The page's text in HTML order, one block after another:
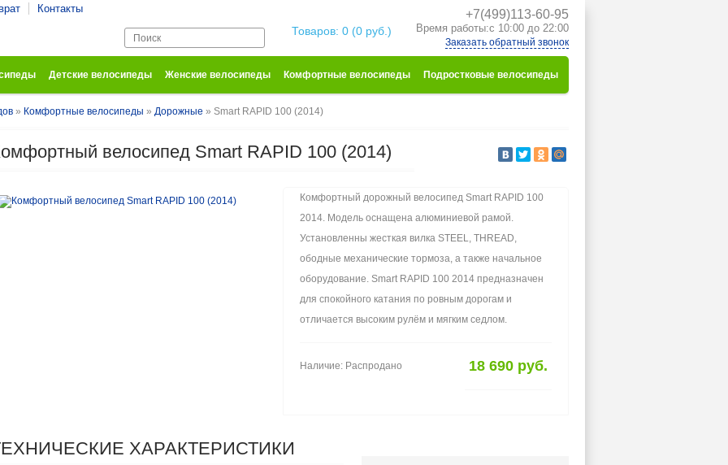
Контакты
Товаров: 0 (0 руб.)
+7(499)113-60-95
Время работы:с 10:00 до 22:00
Заказать обратный звонок
Детские велосипеды Женские велосипеды Комфортные велосипеды Подростковые велосипеды
» Комфортные велосипеды » Дорожные » Smart RAPID 100 (2014)
велосипед Smart RAPID 100 (2014)
Комфортный дорожный велосипед Smart RAPID 100
2014. Модель оснащена алюминиевой рамой.
Установленны жесткая вилка STEEL, THREAD,
ободные механические тормоза, а также начальное
оборудование. Smart RAPID 100 2014 предназначен
для спокойного катания по ровным дорогам и
отличается высоким рулём и мягким седлом.
Наличие: Распродано 18 690 руб.
ХАРАКТЕРИСТИКИ